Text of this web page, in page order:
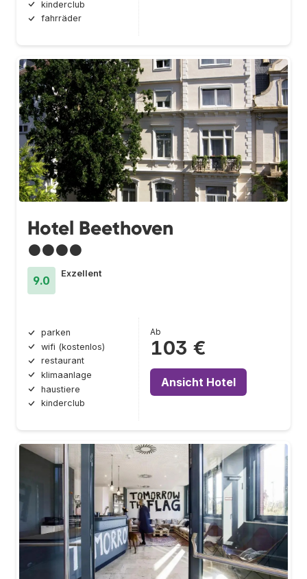
kinderclub
fahrräder
Hotel Beethoven
●●●●
9.0
Exzellent
parken
wifi (kostenlos)
restaurant
klimaanlage
haustiere
kinderclub
Ab
103 €
Ansicht Hotel